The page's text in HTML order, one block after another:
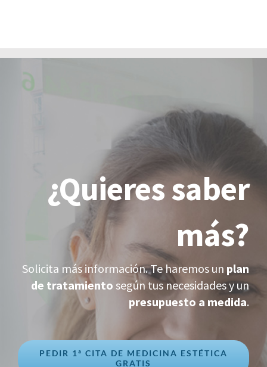
¿Quieres saber
más?
Solicita más información. Te haremos un plan
de tratamiento según tus necesidades y un
presupuesto a medida.
PEDIR 1ª CITA DE MEDICINA ESTÉTICA
GRATIS